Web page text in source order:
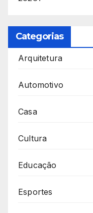
Categorias
Arquitetura
Automotivo
Casa
Cultura
Educação
Esportes